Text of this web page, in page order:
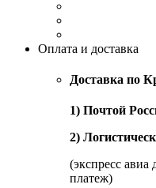
Оплата и доставка
Доставка по
1) Почтой
2)
(экспресс
платеж)